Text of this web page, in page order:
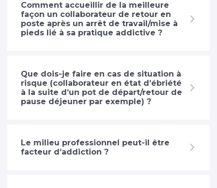
Comment accueillir de la meilleure
façon un collaborateur de retour en
poste après un arrêt de travail/mise à
pieds lié à sa pratique addictive ?
Que dois-je faire en cas de situation à
risque (collaborateur en état d’ébriété
à la suite d’un pot de départ/retour de
pause déjeuner par exemple) ?
Le milieu professionnel peut-il être
facteur d’addiction ?